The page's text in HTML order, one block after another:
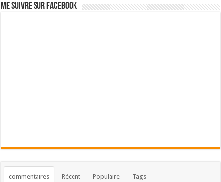
Me suivre sur Facebook
commentaires Récent Populaire Tags